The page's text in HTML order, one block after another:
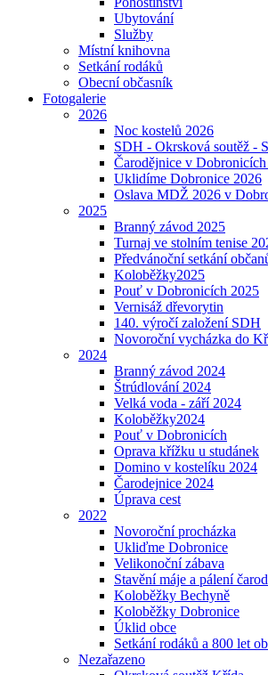
Ubytování
Služby
Místní knihovna
Setkání rodáků
Obecní občasník
Fotogalerie
2026
Noc kostelů 2026
SDH - Okrsková soutěž -
Čarodějnice v
Uklidíme Dobronice 2026
Oslava MDŽ 2026 v
2025
Branný závod 2025
Turnaj ve stolním tenise
Předvánoční setkání
Koloběžky2025
Pouť v Dobronicích 2025
Vernisáž dřevorytin
140. výročí založení SDH
Novoroční vycházka do
2024
Branný závod 2024
Štrúdlování 2024
Velká voda - září 2024
Koloběžky2024
Pouť v Dobronicích
Oprava křížku u studánek
Domino v kostelíku 2024
Čarodejnice 2024
Úprava cest
2022
Novoroční procházka
Ukliďme Dobronice
Velikonoční zábava
Stavění máje a pálení
Koloběžky Bechyně
Koloběžky Dobronice
Úklid obce
Setkání rodáků a 800 let
Nezařazeno